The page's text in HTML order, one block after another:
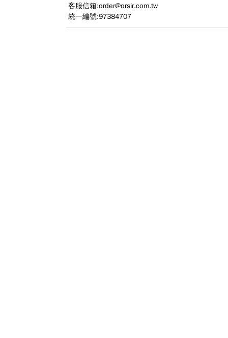
客服信箱:order@orsir.com.tw
統一編號:97384707